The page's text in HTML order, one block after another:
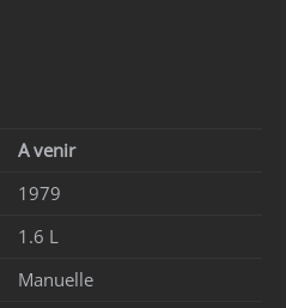
A venir
1979
1.6 L
Manuelle